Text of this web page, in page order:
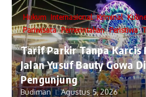
Hukum Internasional Kriminal
Pariwisata Pemerintahan Peristiwa
Tarif Parkir Tanpa Karcis
Jalan Yusuf Bauty Gowa
Pengunjung
Budiman Agustus 5, 2026